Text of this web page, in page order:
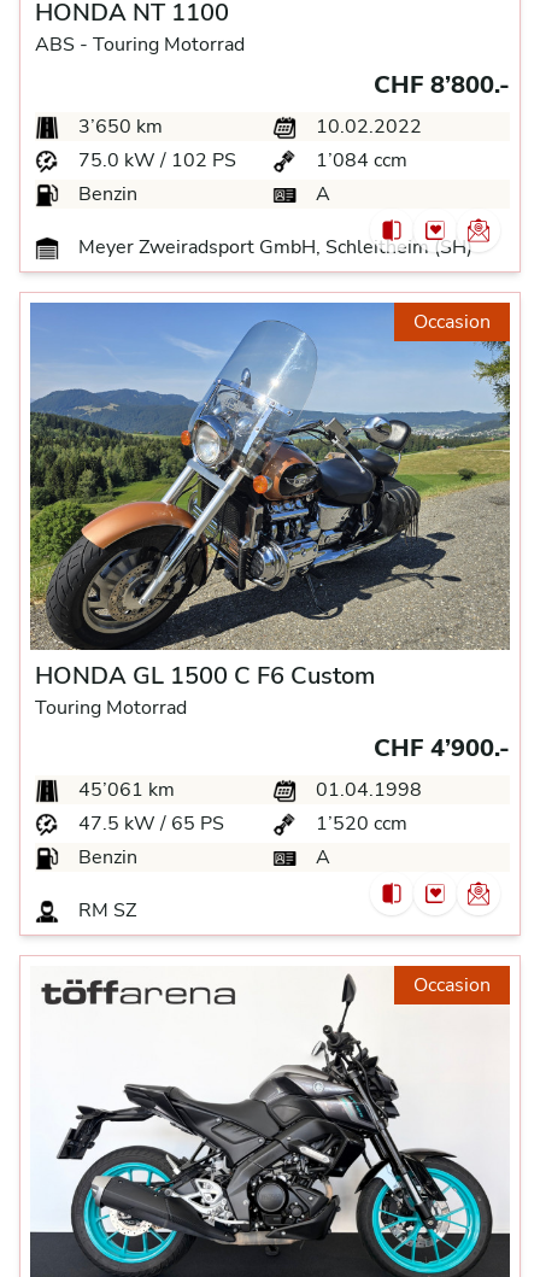
HONDA NT 1100
ABS - Touring Motorrad
CHF 8’800.-
3’650 km
10.02.2022
75.0 kW / 102 PS
1’084 ccm
Benzin
A
Meyer Zweiradsport GmbH, Schleitheim (SH)
Occasion
HONDA GL 1500 C F6 Custom
Touring Motorrad
CHF 4’900.-
45’061 km
01.04.1998
47.5 kW / 65 PS
1’520 ccm
Benzin
A
RM SZ
Occasion